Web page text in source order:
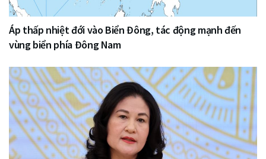
Áp thấp nhiệt đới vào Biển Đông, tác động mạnh đến
vùng biển phía Đông Nam